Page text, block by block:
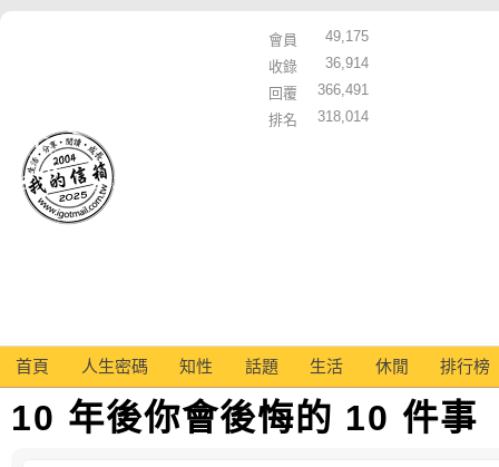
會員
49,175
收錄
36,914
回覆
366,491
排名
318,014
首頁 人生密碼 知性 話題 生活 休閒 排行榜
10 年後你會後悔的 10 件事